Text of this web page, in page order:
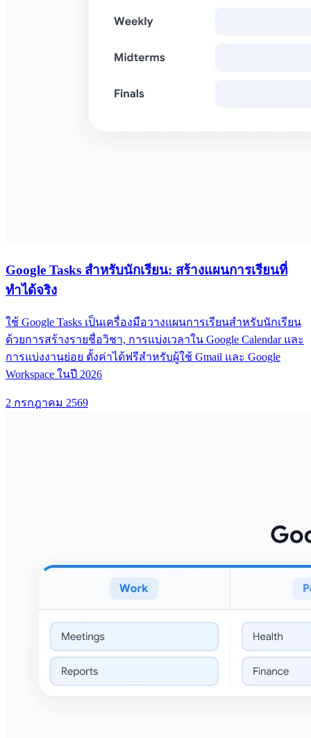
Google Tasks สำหรับนักเรียน: สร้างแผนการเรียนที่
ทำได้จริง
ใช้ Google Tasks เป็นเครื่องมือวางแผนการเรียนสำหรับนักเรียน
ด้วยการสร้างรายชื่อวิชา, การแบ่งเวลาใน Google Calendar และ
การแบ่งงานย่อย ตั้งค่าได้ฟรีสำหรับผู้ใช้ Gmail และ Google
Workspace ในปี 2026
2 กรกฎาคม 2569